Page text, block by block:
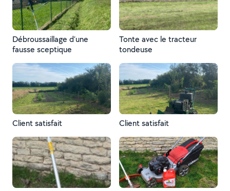
Débroussaillage d’une
fausse sceptique
Tonte avec le tracteur
tondeuse
Client satisfait Client satisfait